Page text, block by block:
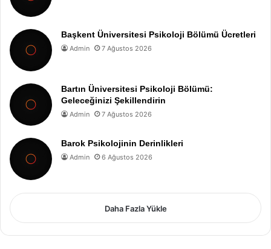
Başkent Üniversitesi Psikoloji Bölümü Ücretleri
Admin 7 Ağustos 2026
Bartın Üniversitesi Psikoloji Bölümü:
Geleceğinizi Şekillendirin
Admin 7 Ağustos 2026
Barok Psikolojinin Derinlikleri
Admin 6 Ağustos 2026
Daha Fazla Yükle